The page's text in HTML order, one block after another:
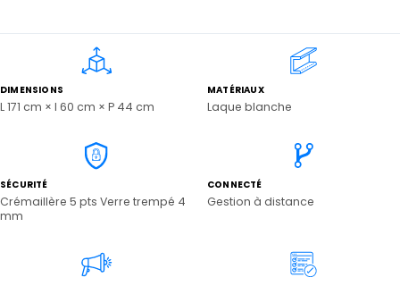
DIMENSIONS
L 171 cm × l 60 cm × P 44 cm
MATÉRIAUX
Laque blanche
SÉCURITÉ
Crémaillère 5 pts Verre trempé 4
mm
CONNECTÉ
Gestion à distance